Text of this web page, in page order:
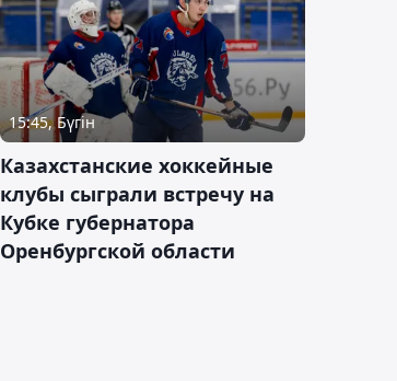
15:45, Бүгін
Казахстанские хоккейные
клубы сыграли встречу на
Кубке губернатора
Оренбургской области